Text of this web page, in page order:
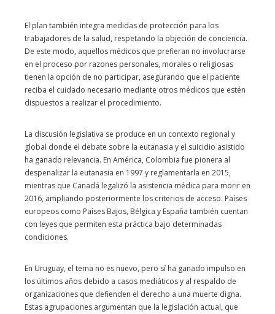
El plan también integra medidas de protección para los
trabajadores de la salud, respetando la objeción de conciencia.
De este modo, aquellos médicos que prefieran no involucrarse
en el proceso por razones personales, morales o religiosas
tienen la opción de no participar, asegurando que el paciente
reciba el cuidado necesario mediante otros médicos que estén
dispuestos a realizar el procedimiento.
La discusión legislativa se produce en un contexto regional y
global donde el debate sobre la eutanasia y el suicidio asistido
ha ganado relevancia. En América, Colombia fue pionera al
despenalizar la eutanasia en 1997 y reglamentarla en 2015,
mientras que Canadá legalizó la asistencia médica para morir en
2016, ampliando posteriormente los criterios de acceso. Países
europeos como Países Bajos, Bélgica y España también cuentan
con leyes que permiten esta práctica bajo determinadas
condiciones.
En Uruguay, el tema no es nuevo, pero sí ha ganado impulso en
los últimos años debido a casos mediáticos y al respaldo de
organizaciones que defienden el derecho a una muerte digna.
Estas agrupaciones argumentan que la legislación actual, que